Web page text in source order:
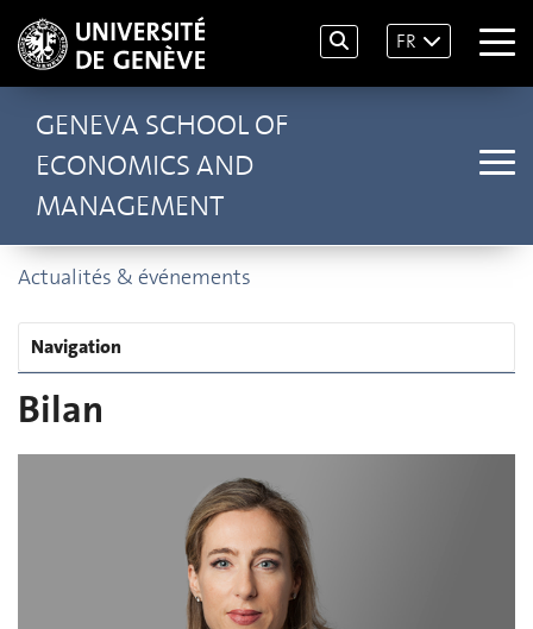
FR
GENEVA SCHOOL OF
ECONOMICS AND
MANAGEMENT
Actualités & événements
Navigation
Bilan